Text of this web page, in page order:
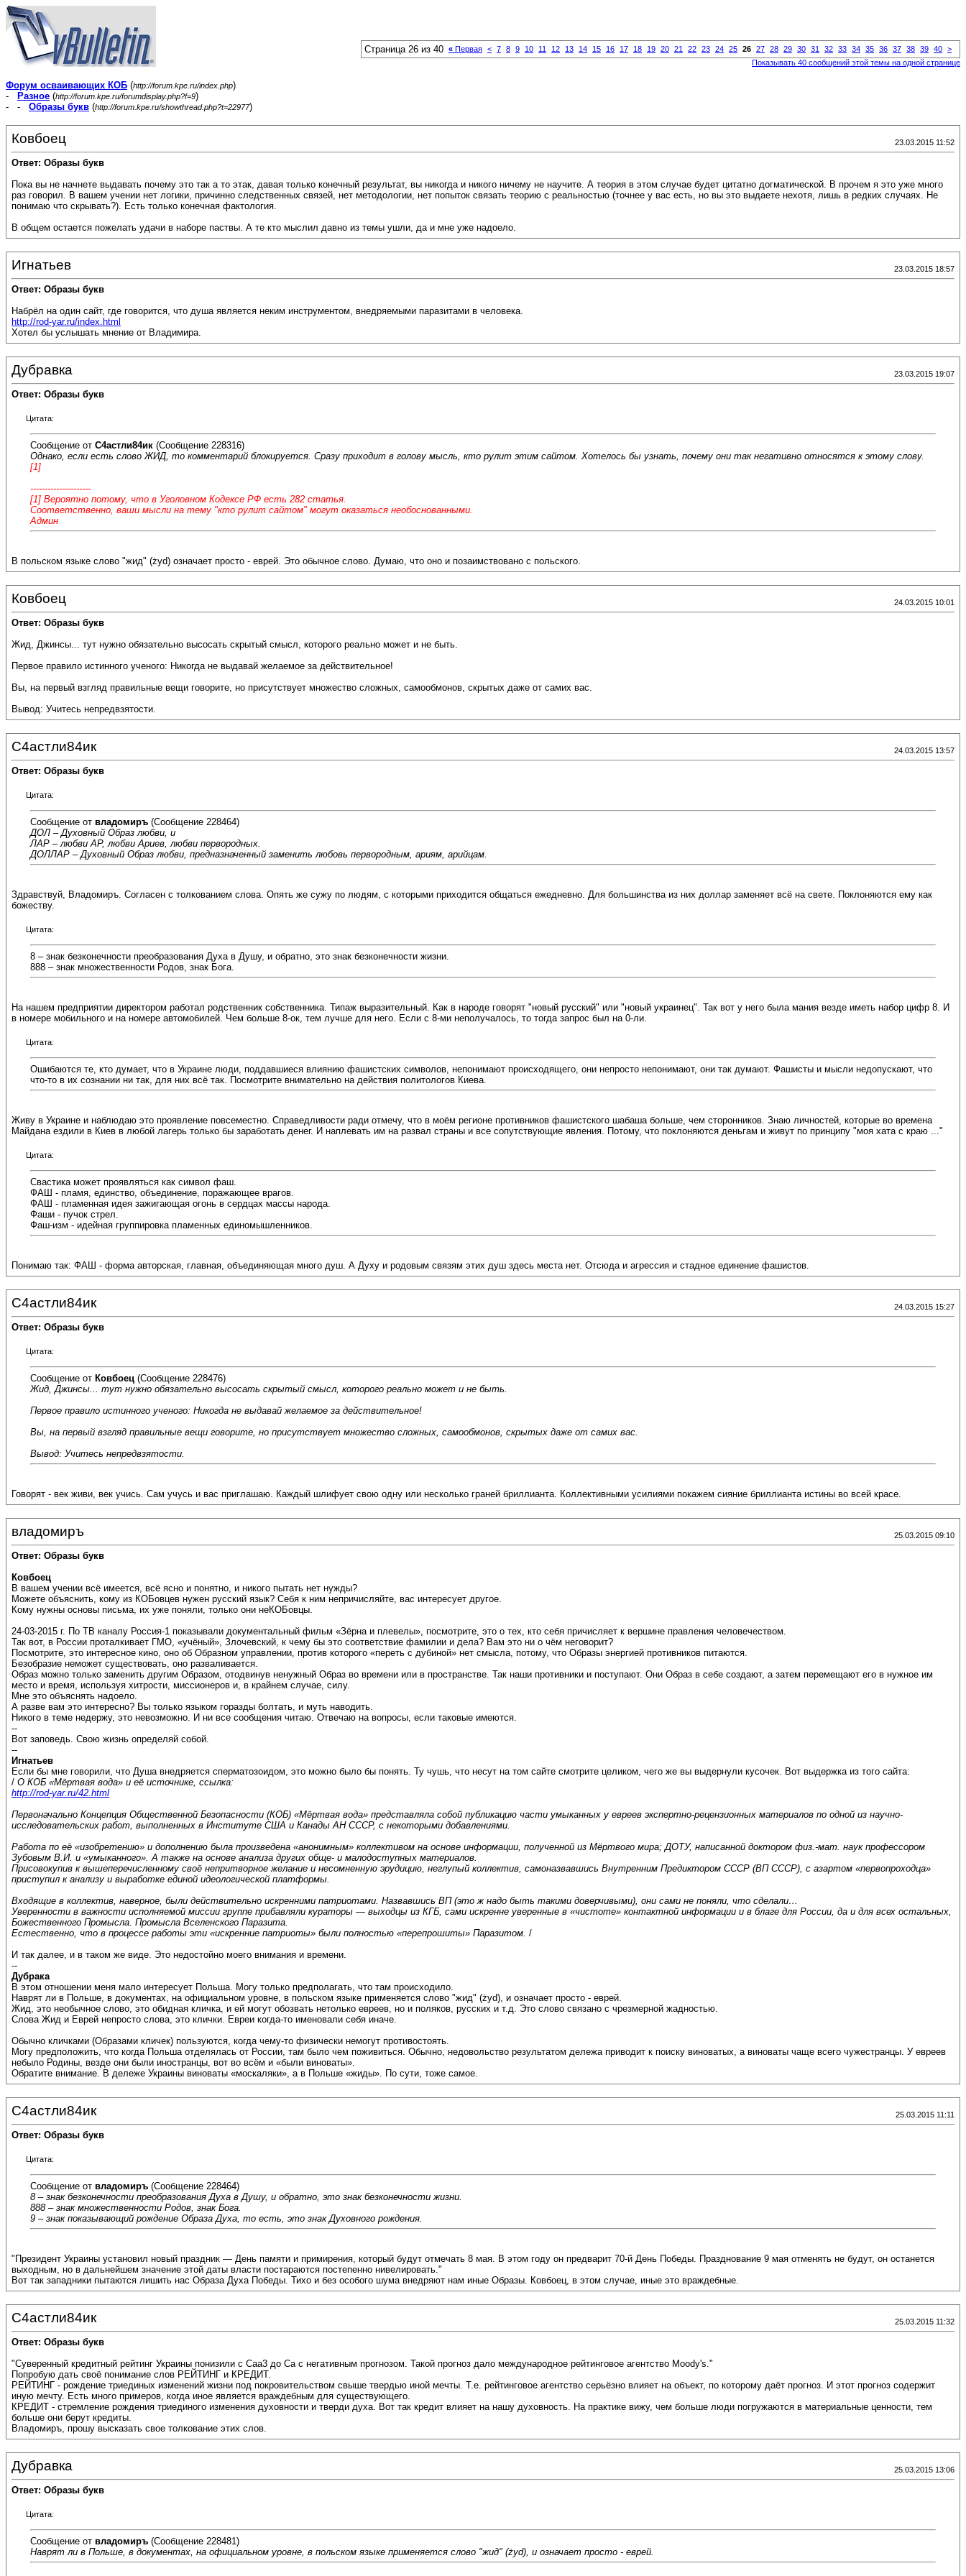
Страница 26 из 40 « Первая < 7 8 9 10 11 12 13 14 15 16 17 18 19 20 21 22 23 24 25 26 27 28 29 30 31 32 33 34 35 36 37 38 39 40 >
Показывать 40 сообщений этой темы на одной странице
Форум осваивающих КОБ (http://forum.kpe.ru/index.php)
-
Разное (http://forum.kpe.ru/forumdisplay.php?f=9)
- - Образы букв (http://forum.kpe.ru/showthread.php?t=22977)
Ковбоец 23.03.2015 11:52
Ответ: Образы букв
Пока вы не начнете выдавать почему это так а то этак, давая только конечный результат, вы никогда и никого ничему не научите. А теория в этом случае будет цитатно догматической. В прочем я это уже много
раз говорил. В вашем учении нет логики, причинно следственных связей, нет методологии, нет попыток связать теорию с реальностью (точнее у вас есть, но вы это выдаете нехотя, лишь в редких случаях. Не
понимаю что скрывать?). Есть только конечная фактология.
В общем остается пожелать удачи в наборе паствы. А те кто мыслил давно из темы ушли, да и мне уже надоело.
Игнатьев 23.03.2015 18:57
Ответ: Образы букв
Набрёл на один сайт, где говорится, что душа является неким инструментом, внедряемыми паразитами в человека.
http://rod-yar.ru/index.html
Хотел бы услышать мнение от Владимира.
Дубравка 23.03.2015 19:07
Ответ: Образы букв
Цитата:
Сообщение от С4астли84ик (Сообщение 228316)
Однако, если есть слово ЖИД, то комментарий блокируется. Сразу приходит в голову мысль, кто рулит этим сайтом. Хотелось бы узнать, почему они так негативно относятся к этому слову.
[1]
---------------------
[1] Вероятно потому, что в Уголовном Кодексе РФ есть 282 статья.
Соответственно, ваши мысли на тему "кто рулит сайтом" могут оказаться необоснованными.
Админ
В польском языке слово "жид" (żyd) означает просто - еврей. Это обычное слово. Думаю, что оно и позаимствовано с польского.
Ковбоец 24.03.2015 10:01
Ответ: Образы букв
Жид, Джинсы... тут нужно обязательно высосать скрытый смысл, которого реально может и не быть.
Первое правило истинного ученого: Никогда не выдавай желаемое за действительное!
Вы, на первый взгляд правильные вещи говорите, но присутствует множество сложных, самообмонов, скрытых даже от самих вас.
Вывод: Учитесь непредвзятости.
С4астли84ик 24.03.2015 13:57
Ответ: Образы букв
Цитата:
Сообщение от владомиръ (Сообщение 228464)
ДОЛ – Духовный Образ любви, и
ЛАР – любви АР, любви Ариев, любви первородных.
ДОЛЛАР – Духовный Образ любви, предназначенный заменить любовь первородным, ариям, арийцам.
Здравствуй, Владомиръ. Согласен с толкованием слова. Опять же сужу по людям, с которыми приходится общаться ежедневно. Для большинства из них доллар заменяет всё на свете. Поклоняются ему как
божеству.
Цитата:
8 – знак безконечности преобразования Духа в Душу, и обратно, это знак безконечности жизни.
888 – знак множественности Родов, знак Бога.
На нашем предприятии директором работал родственник собственника. Типаж выразительный. Как в народе говорят "новый русский" или "новый украинец". Так вот у него была мания везде иметь набор цифр 8. И
в номере мобильного и на номере автомобилей. Чем больше 8-ок, тем лучше для него. Если с 8-ми неполучалось, то тогда запрос был на 0-ли.
Цитата:
Ошибаются те, кто думает, что в Украине люди, поддавшиеся влиянию фашистских символов, непонимают происходящего, они непросто непонимают, они так думают. Фашисты и мысли недопускают, что
что-то в их сознании ни так, для них всё так. Посмотрите внимательно на действия политологов Киева.
Живу в Украине и наблюдаю это проявление повсеместно. Справедливости ради отмечу, что в моём регионе противников фашистского шабаша больше, чем сторонников. Знаю личностей, которые во времена
Майдана ездили в Киев в любой лагерь только бы заработать денег. И наплевать им на развал страны и все сопутствующие явления. Потому, что поклоняются деньгам и живут по принципу "моя хата с краю ..."
Цитата:
Свастика может проявляться как символ фаш.
ФАШ - пламя, единство, объединение, поражающее врагов.
ФАШ - пламенная идея зажигающая огонь в сердцах массы народа.
Фаши - пучок стрел.
Фаш-изм - идейная группировка пламенных единомышленников.
Понимаю так: ФАШ - форма авторская, главная, объединяющая много душ. А Духу и родовым связям этих душ здесь места нет. Отсюда и агрессия и стадное единение фашистов.
С4астли84ик 24.03.2015 15:27
Ответ: Образы букв
Цитата:
Сообщение от Ковбоец (Сообщение 228476)
Жид, Джинсы... тут нужно обязательно высосать скрытый смысл, которого реально может и не быть.
Первое правило истинного ученого: Никогда не выдавай желаемое за действительное!
Вы, на первый взгляд правильные вещи говорите, но присутствует множество сложных, самообмонов, скрытых даже от самих вас.
Вывод: Учитесь непредвзятости.
Говорят - век живи, век учись. Сам учусь и вас приглашаю. Каждый шлифует свою одну или несколько граней бриллианта. Коллективными усилиями покажем сияние бриллианта истины во всей красе.
владомиръ 25.03.2015 09:10
Ответ: Образы букв
Ковбоец
В вашем учении всё имеется, всё ясно и понятно, и никого пытать нет нужды?
Можете объяснить, кому из КОБовцев нужен русский язык? Себя к ним непричисляйте, вас интересует другое.
Кому нужны основы письма, их уже поняли, только они неКОБовцы.
24-03-2015 г. По ТВ каналу Россия-1 показывали документальный фильм «Зёрна и плевелы», посмотрите, это о тех, кто себя причисляет к вершине правления человечеством.
Так вот, в России проталкивает ГМО, «учёный», Злочевский, к чему бы это соответствие фамилии и дела? Вам это ни о чём неговорит?
Посмотрите, это интересное кино, оно об Образном управлении, против которого «переть с дубиной» нет смысла, потому, что Образы энергией противников питаются.
Безобразие неможет существовать, оно разваливается.
Образ можно только заменить другим Образом, отодвинув ненужный Образ во времени или в пространстве. Так наши противники и поступают. Они Образ в себе создают, а затем перемещают его в нужное им
место и время, используя хитрости, миссионеров и, в крайнем случае, силу.
Мне это объяснять надоело.
А разве вам это интересно? Вы только языком горазды болтать, и муть наводить.
Никого в теме недержу, это невозможно. И ни все сообщения читаю. Отвечаю на вопросы, если таковые имеются.
--
Вот заповедь. Свою жизнь определяй собой.
--
Игнатьев
Если бы мне говорили, что Душа внедряется сперматозоидом, это можно было бы понять. Ту чушь, что несут на том сайте смотрите целиком, чего же вы выдернули кусочек. Вот выдержка из того сайта:
/ О КОБ «Мёртвая вода» и её источнике, ссылка:
http://rod-yar.ru/42.html
Первоначально Концепция Общественной Безопасности (КОБ) «Мёртвая вода» представляла собой публикацию части умыканных у евреев экспертно-рецензионных материалов по одной из научно-
исследовательских работ, выполненных в Институте США и Канады АН СССР, с некоторыми добавлениями.
Работа по её «изобретению» и дополнению была произведена «анонимным» коллективом на основе информации, полученной из Мёртвого мира; ДОТУ, написанной доктором физ.-мат. наук профессором
Зубовым В.И. и «умыканного». А также на основе анализа других обще- и малодоступных материалов.
Присовокупив к вышеперечисленному своё непритворное желание и несомненную эрудицию, неглупый коллектив, самоназвавшись Внутренним Предиктором СССР (ВП СССР), с азартом «первопроходца»
приступил к анализу и выработке единой идеологической платформы.
Входящие в коллектив, наверное, были действительно искренними патриотами. Назвавшись ВП (это ж надо быть такими доверчивыми), они сами не поняли, что сделали…
Уверенности в важности исполняемой миссии группе прибавляли кураторы — выходцы из КГБ, сами искренне уверенные в «чистоте» контактной информации и в благе для России, да и для всех остальных,
Божественного Промысла. Промысла Вселенского Паразита.
Естественно, что в процессе работы эти «искренние патриоты» были полностью «перепрошиты» Паразитом. /
И так далее, и в таком же виде. Это недостойно моего внимания и времени.
--
Дубрака
В этом отношении меня мало интересует Польша. Могу только предполагать, что там происходило.
Наврят ли в Польше, в документах, на официальном уровне, в польском языке применяется слово "жид" (żyd), и означает просто - еврей.
Жид, это необычное слово, это обидная кличка, и ей могут обозвать нетолько евреев, но и поляков, русских и т.д. Это слово связано с чрезмерной жадностью.
Слова Жид и Еврей непросто слова, это клички. Евреи когда-то именовали себя иначе.
Обычно кличками (Образами кличек) пользуются, когда чему-то физически немогут противостоять.
Могу предположить, что когда Польша отделялась от России, там было чем поживиться. Обычно, недовольство результатом дележа приводит к поиску виноватых, а виноваты чаще всего чужестранцы. У евреев
небыло Родины, везде они были иностранцы, вот во всём и «были виноваты».
Обратите внимание. В дележе Украины виноваты «москаляки», а в Польше «жиды». По сути, тоже самое.
С4астли84ик 25.03.2015 11:11
Ответ: Образы букв
Цитата:
Сообщение от владомиръ (Сообщение 228464)
8 – знак безконечности преобразования Духа в Душу, и обратно, это знак безконечности жизни.
888 – знак множественности Родов, знак Бога.
9 – знак показывающий рождение Образа Духа, то есть, это знак Духовного рождения.
"Президент Украины установил новый праздник — День памяти и примирения, который будут отмечать 8 мая. В этом году он предварит 70-й День Победы. Празднование 9 мая отменять не будут, он останется
выходным, но в дальнейшем значение этой даты власти постараются постепенно нивелировать."
Вот так западники пытаются лишить нас Образа Духа Победы. Тихо и без особого шума внедряют нам иные Образы. Ковбоец, в этом случае, иные это враждебные.
С4астли84ик 25.03.2015 11:32
Ответ: Образы букв
"Суверенный кредитный рейтинг Украины понизили с Caa3 до Ca с негативным прогнозом. Такой прогноз дало международное рейтинговое агентство Moody's."
Попробую дать своё понимание слов РЕЙТИНГ и КРЕДИТ.
РЕЙТИНГ - рождение триединых изменений жизни под покровительством свыше твердью иной мечты. Т.е. рейтинговое агентство серьёзно влияет на объект, по которому даёт прогноз. И этот прогноз содержит
иную мечту. Есть много примеров, когда иное является враждебным для существующего.
КРЕДИТ - стремление рождения триединого изменения духовности и тверди духа. Вот так кредит влияет на нашу духовность. На практике вижу, чем больше люди погружаются в материальные ценности, тем
больше они берут кредиты.
Владомиръ, прошу высказать свое толкование этих слов.
Дубравка 25.03.2015 13:06
Ответ: Образы букв
Цитата:
Сообщение от владомиръ (Сообщение 228481)
Наврят ли в Польше, в документах, на официальном уровне, в польском языке применяется слово "жид" (żyd), и означает просто - еврей.